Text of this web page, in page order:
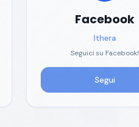
Facebook
Ithera
Seguici su Facebook!
Segui